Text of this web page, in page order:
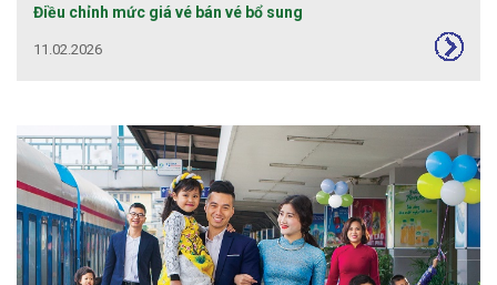
Điều chỉnh mức giá vé bán vé bổ sung
11.02.2026